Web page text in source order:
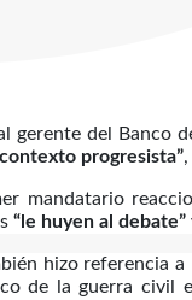
gerente del Banco
progresista”
mandatario
“le huyen al
hizo referencia
de la guerra civil